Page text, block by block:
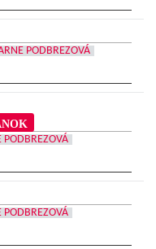
PODBREZOVÁ
PODBREZOVÁ
PODBREZOVÁ